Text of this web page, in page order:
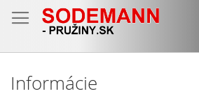
to
Content
Informácie